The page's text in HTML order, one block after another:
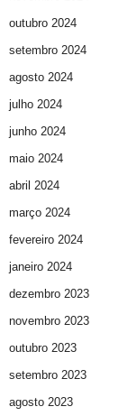
outubro 2024
setembro 2024
agosto 2024
julho 2024
junho 2024
maio 2024
abril 2024
março 2024
fevereiro 2024
janeiro 2024
dezembro 2023
novembro 2023
outubro 2023
setembro 2023
agosto 2023